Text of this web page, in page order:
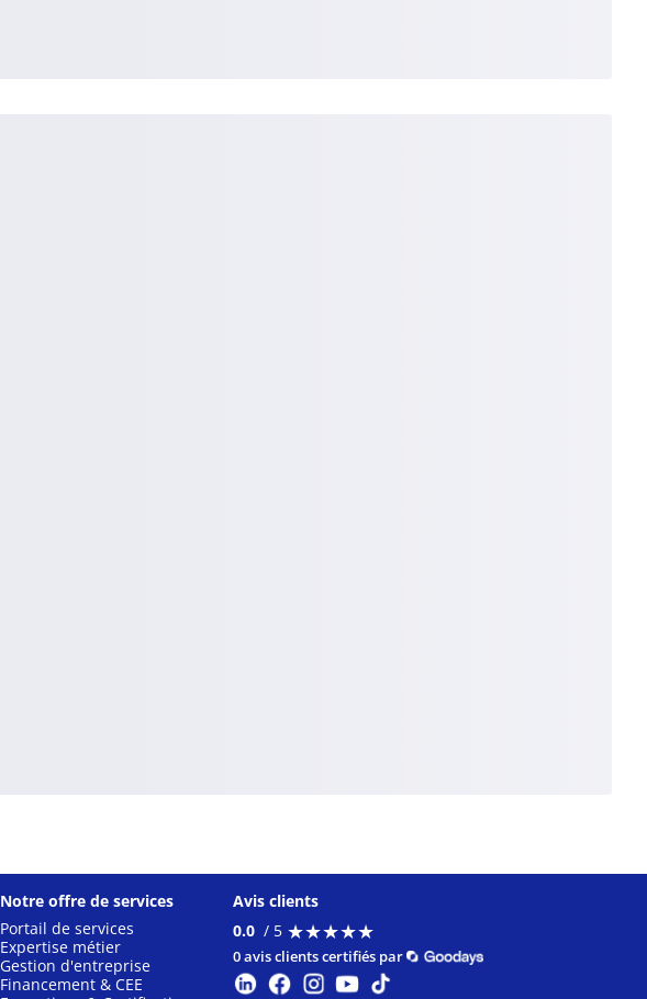
Notre offre de services
Portail de services
Expertise métier
Gestion d'entreprise
Financement & CEE
Avis clients
0.0 / 5 ★★★★★
★★★★★
0 avis clients certifiés par